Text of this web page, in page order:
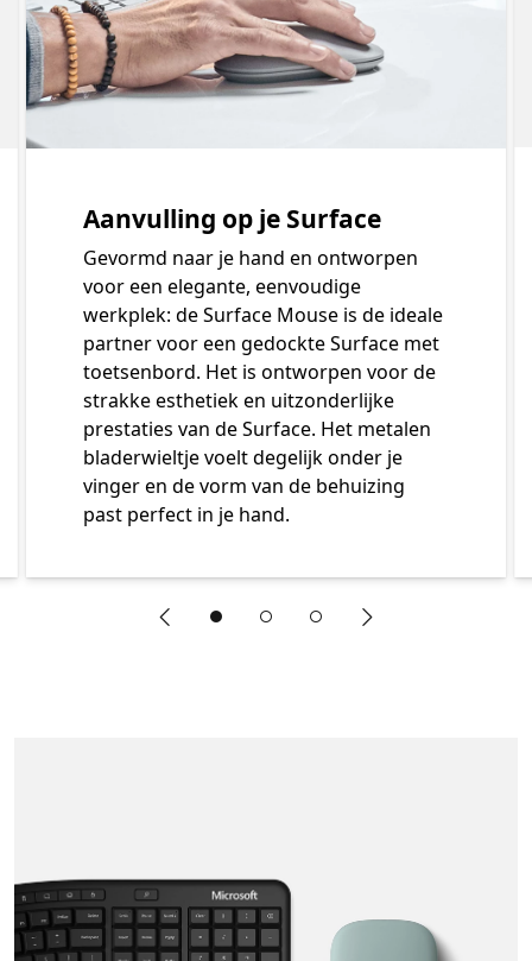
"Vorige dia" "Volgende dia"
Aanvulling op je Surface
Gevormd naar je hand en ontworpen
voor een elegante, eenvoudige
werkplek: de Surface Mouse is de ideale
partner voor een gedockte Surface met
toetsenbord. Het is ontworpen voor de
strakke esthetiek en uitzonderlijke
prestaties van de Surface. Het metalen
bladerwieltje voelt degelijk onder je
vinger en de vorm van de behuizing
past perfect in je hand.